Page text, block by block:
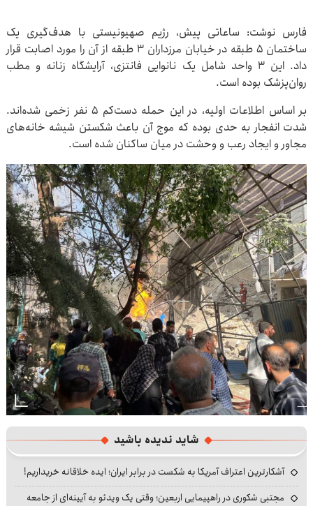
فارس نوشت: ساعاتی پیش، رژیم صهیونیستی با هدف‌گیری یک
ساختمان ۵ طبقه در خیابان مرزداران ۳ طبقه از آن را مورد اصابت قرار
داد. این ۳ واحد شامل یک نانوایی فانتزی، آرایشگاه زنانه و مطب
روان‌پزشک بوده است.
بر اساس اطلاعات اولیه، در این حمله دست‌کم ۵ نفر زخمی شده‌اند.
شدت انفجار به حدی بوده که موج آن باعث شکستن شیشه خانه‌های
مجاور و ایجاد رعب و وحشت در میان ساکنان شده است.
شاید ندیده باشید
آشکارترین اعتراف آمریکا به شکست در برابر ایران؛ ایده خلاقانه خریداریم!
مجتبی شکوری در راهپیمایی اربعین؛ وقتی یک ویدئو به آیینه‌ای از جامعه